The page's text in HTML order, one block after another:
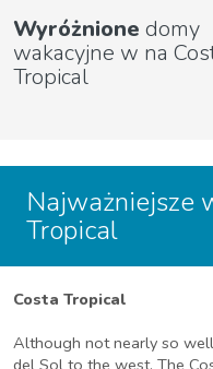
Wyróżnione domy
wakacyjne w na
Tropical
Najważniejsze
Tropical
Costa Tropical
Although not nearly so
del Sol to the west. The